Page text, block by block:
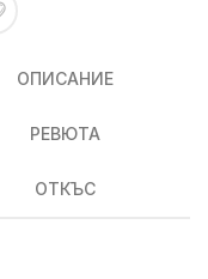
ОПИСАНИЕ
РЕВЮТА
ОТКЪС